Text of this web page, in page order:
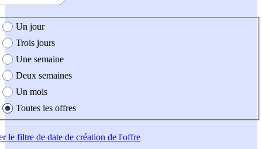
création de l'offre
Un jour
Trois jours
Une semaine
Deux semaines
Un mois
Toutes les offres
le filtre de date de création de l'offre